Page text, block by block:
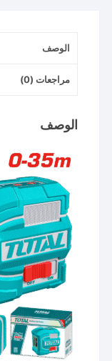
Laser
TLL156601
الوصف
مراجعات (0)
الوصف